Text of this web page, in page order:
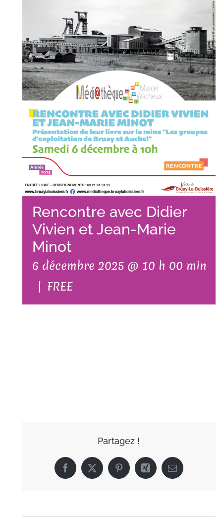
Rencontre avec Didier
Vivien et Jean-Marie
Minot
6 décembre 2025 @ 10 h 00 min
| FREE
Partagez !
Facebook
X PinterestXing Email